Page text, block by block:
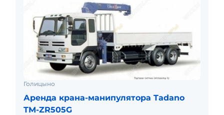
Голицыно
Аренда крана-манипулятора Tadano
TM-ZR505G